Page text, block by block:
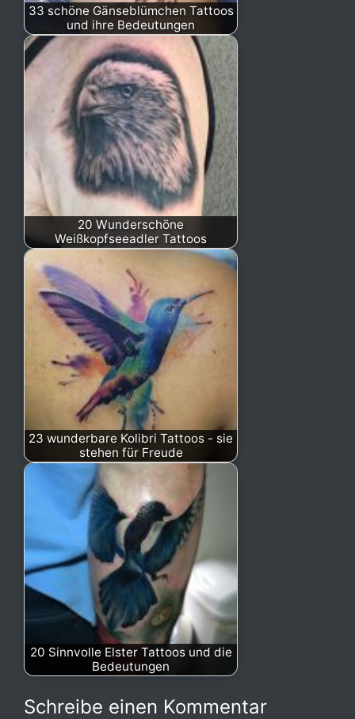
33 schöne Gänseblümchen Tattoos
und ihre Bedeutungen
20 Wunderschöne
Weißkopfseeadler Tattoos
23 wunderbare Kolibri Tattoos - sie
stehen für Freude
20 Sinnvolle Elster Tattoos und die
Bedeutungen
Schreibe einen Kommentar